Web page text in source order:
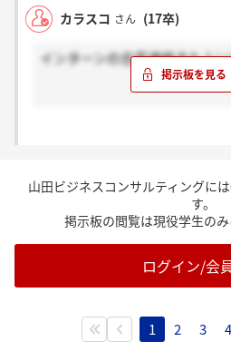
カラスコ さん (17卒)
インターンの合否連絡きた人
山田ビジネスコンサルティングには
す。
掲示板の閲覧は現役学生のみ
ログイン/会
1 2 3 4